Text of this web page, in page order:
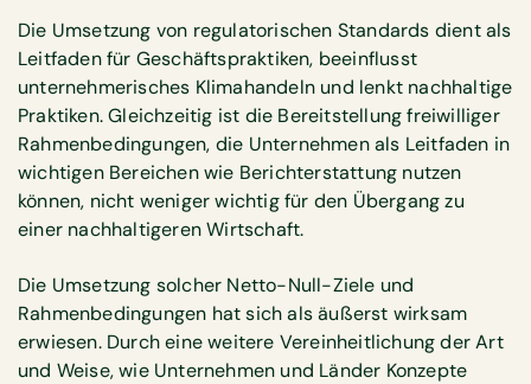
Die Umsetzung von regulatorischen Standards dient als
Leitfaden für Geschäftspraktiken, beeinflusst
unternehmerisches Klimahandeln und lenkt nachhaltige
Praktiken. Gleichzeitig ist die Bereitstellung freiwilliger
Rahmenbedingungen, die Unternehmen als Leitfaden in
wichtigen Bereichen wie Berichterstattung nutzen
können, nicht weniger wichtig für den Übergang zu
einer nachhaltigeren Wirtschaft.
Die Umsetzung solcher Netto-Null-Ziele und
Rahmenbedingungen hat sich als äußerst wirksam
erwiesen. Durch eine weitere Vereinheitlichung der Art
und Weise, wie Unternehmen und Länder Konzepte